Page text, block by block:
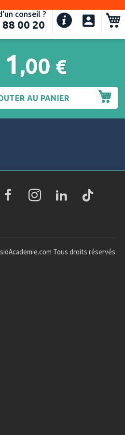
conseil ?
88 00 20
1 ,00 €
AU PANIER
Tous droits réservés